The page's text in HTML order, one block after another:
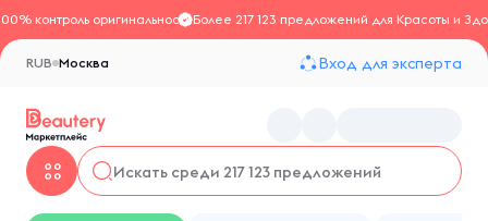
контроль оригинальностиБолее 217 123 предложений для Красоты и
Москва
RUB Вход для эксперта